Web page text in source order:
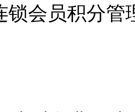
锁会员积分管